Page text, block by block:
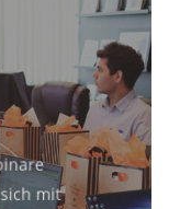
mit